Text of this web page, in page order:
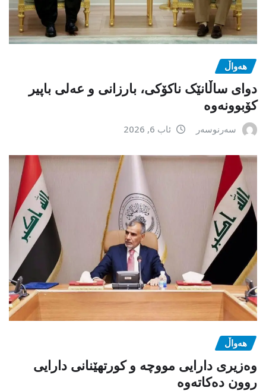
هەواڵ
دوای ساڵانێک ناکۆکی، بارزانی و عەلی باپیر
کۆبوونەوە
سەرنوسەر ئاب 6, 2026
هەواڵ
وەزیری دارایی مووچە و کورتهێنانی دارایی
روون دەکاتەوە